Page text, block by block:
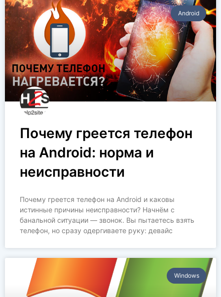
Аndroid
Почему греется телефон
на Android: норма и
неисправности
Почему греется телефон на Android и каковы
истинные причины неисправности? Начнём с
банальной ситуации — звонок. Вы пытаетесь взять
телефон, но сразу одергиваете руку: девайс
Windows